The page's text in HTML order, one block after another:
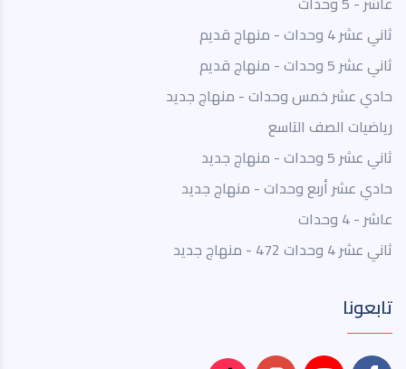
ثاني عشر 4 وحدات - منهاج قديم
ثاني عشر 5 وحدات - منهاج قديم
حادي عشر خمس وحدات - منهاج جديد
رياضيات الصف التاسع
ثاني عشر 5 وحدات - منهاج جديد
حادي عشر أربع وحدات - منهاج جديد
عاشر - 4 وحدات
ثاني عشر 4 وحدات 472 - منهاج جديد
تابعونا